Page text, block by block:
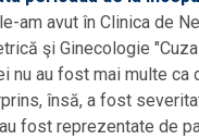
am avut în Clinica de
şi Ginecologie
nu au fost mai multe ca
însă, a fost
fost reprezentate de